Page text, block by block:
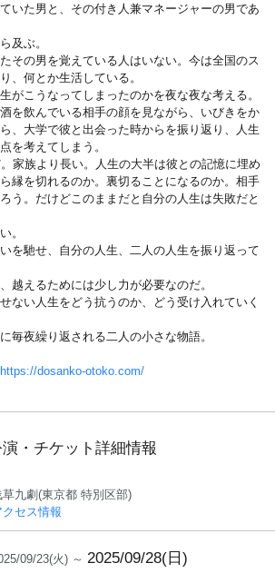
いた男と、その付き人兼マネージャーの男であ
及ぶ。
その男を覚えている人はいない。今は全国のス
、何とか生活している。
がこうなってしまったのかを夜な夜な考える。
を飲んでいる相手の顔を見ながら、いびきをか
、大学で彼と出会った時からを振り返り、人生
を考えてしまう。
家族より長い。人生の大半は彼との記憶に埋め
縁を切れるのか。裏切ることになるのか。相手
う。だけどこのままだと自分の人生は失敗だと
。
を馳せ、自分の人生、二人の人生を振り返って
越えるためには少し力が必要なのだ。
ない人生をどう抗うのか、どう受け入れていく
毎夜繰り返される二人の小さな物語。
https://dosanko-otoko.com/
・チケット詳細情報
草九劇(東京都 特別区部)
クセス情報
09/23(火) ～ 2025/09/28(日)